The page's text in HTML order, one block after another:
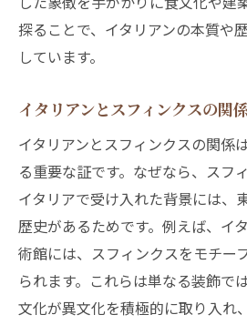
探ることで、イタリアンの本質や
しています。
イタリアンとスフィンクスの関
イタリアンとスフィンクスの関係
る重要な証です。なぜなら、スフ
イタリアで受け入れた背景には、
歴史があるためです。例えば、イ
術館には、スフィンクスをモチー
られます。これらは単なる装飾で
文化が異文化を積極的に取り入れ